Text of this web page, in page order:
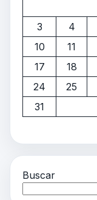
3
4
10
11
17
18
24
25
31
Buscar